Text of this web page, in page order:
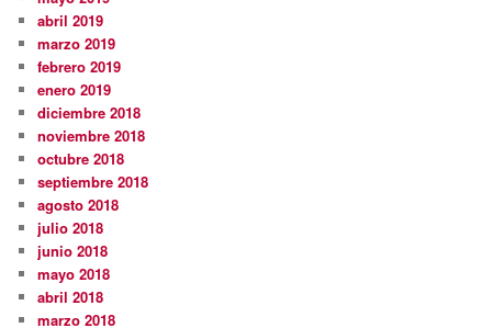
abril 2019
marzo 2019
febrero 2019
enero 2019
diciembre 2018
noviembre 2018
octubre 2018
septiembre 2018
agosto 2018
julio 2018
junio 2018
mayo 2018
abril 2018
marzo 2018